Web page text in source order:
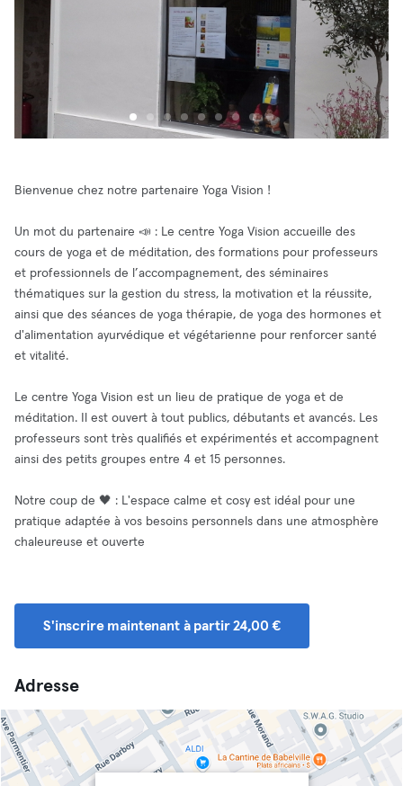
Bienvenue chez notre partenaire Yoga Vision !
Un mot du partenaire 📣 : Le centre Yoga Vision accueille des
cours de yoga et de méditation, des formations pour professeurs
et professionnels de l’accompagnement, des séminaires
thématiques sur la gestion du stress, la motivation et la réussite,
ainsi que des séances de yoga thérapie, de yoga des hormones et
d'alimentation ayurvédique et végétarienne pour renforcer santé
et vitalité.
Le centre Yoga Vision est un lieu de pratique de yoga et de
méditation. Il est ouvert à tout publics, débutants et avancés. Les
professeurs sont très qualifiés et expérimentés et accompagnent
ainsi des petits groupes entre 4 et 15 personnes.
Notre coup de 🖤 : L'espace calme et cosy est idéal pour une
pratique adaptée à vos besoins personnels dans une atmosphère
chaleureuse et ouverte
S'inscrire maintenant à partir 24,00 €
Adresse